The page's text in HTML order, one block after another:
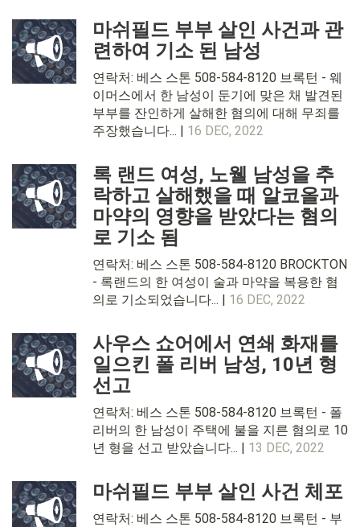
마쉬필드 부부 살인 사건과 관
련하여 기소 된 남성
연락처: 베스 스톤 508-584-8120 브록턴 - 웨
이머스에서 한 남성이 둔기에 맞은 채 발견된
부부를 잔인하게 살해한 혐의에 대해 무죄를
주장했습니다... | 16 DEC, 2022
록 랜드 여성, 노웰 남성을 추
락하고 살해했을 때 알코올과
마약의 영향을 받았다는 혐의
로 기소 됨
연락처: 베스 스톤 508-584-8120 BROCKTON
- 록랜드의 한 여성이 술과 마약을 복용한 혐
의로 기소되었습니다... | 16 DEC, 2022
사우스 쇼어에서 연쇄 화재를
일으킨 폴 리버 남성, 10년 형
선고
연락처: 베스 스톤 508-584-8120 브록턴 - 폴
리버의 한 남성이 주택에 불을 지른 혐의로 10
년 형을 선고 받았습니다... | 13 DEC, 2022
마쉬필드 부부 살인 사건 체포
연락처: 베스 스톤 508-584-8120 브록턴 - 부